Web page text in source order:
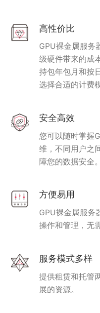
高性价比
GPU裸金属服务
级硬件带来的成
持包年包月和按
选择合适的计费
安全高效
您可以随时掌握
维，不同用户之
障您的数据安全。
方便易用
GPU裸金属服务
操作和管理，无
服务模式多样
提供租赁和托管
展的资源。